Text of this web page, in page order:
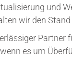
und
wir den Stand
Partner
es um